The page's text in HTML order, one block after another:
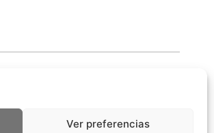
Ver preferencias